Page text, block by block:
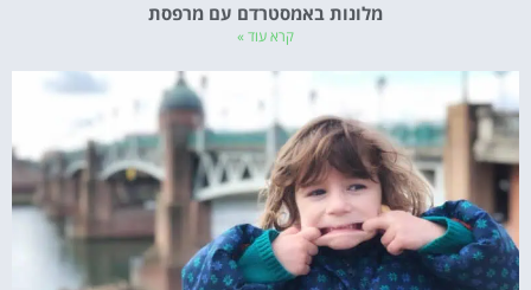
מלונות באמסטרדם עם מרפסת
קרא עוד »